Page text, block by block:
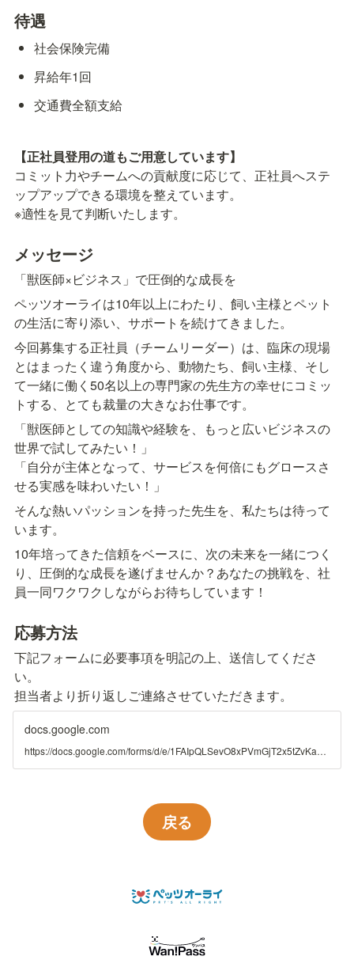
待遇
社会保険完備
昇給年1回
交通費全額支給
【正社員登用の道もご用意しています】
コミット力やチームへの貢献度に応じて、正社員へステ
ップアップできる環境を整えています。
※適性を見て判断いたします。
メッセージ
「獣医師×ビジネス」で圧倒的な成長を
ペッツオーライは10年以上にわたり、飼い主様とペット
の生活に寄り添い、サポートを続けてきました。
今回募集する正社員（チームリーダー）は、臨床の現場
とはまったく違う角度から、動物たち、飼い主様、そし
て一緒に働く50名以上の専門家の先生方の幸せにコミッ
トする、とても裁量の大きなお仕事です。
「獣医師としての知識や経験を、もっと広いビジネスの
世界で試してみたい！」
「自分が主体となって、サービスを何倍にもグロースさ
せる実感を味わいたい！」
そんな熱いパッションを持った先生を、私たちは待って
います。
10年培ってきた信頼をベースに、次の未来を一緒につく
り、圧倒的な成長を遂げませんか？あなたの挑戦を、社
員一同ワクワクしながらお待ちしています！
応募方法
下記フォームに必要事項を明記の上、送信してくださ
い。
担当者より折り返しご連絡させていただきます。
docs.google.com
https://docs.google.com/forms/d/e/1FAIpQLSevO8xPVmGjT2x5tZvKa6GeaV8mzvblhVELplRixP1uls76Fw/viewform?usp=header
戻る